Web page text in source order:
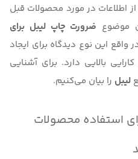
اطلاعات در مورد محصولات قبل
موضوع ضرورت چاپ لیبل برای
این نوع دیدگاه برای ایجاد
بالایی دارد. برای آشنایی
لیبل را بیان می‌کنیم.
استفاده محصولات